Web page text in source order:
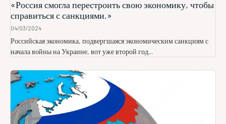
«Россия смогла перестроить свою экономику, чтобы
справиться с санкциями.»
04/03/2024
Российская экономика, подвергшаяся экономическим санкциям с
начала войны на Украине, вот уже второй год...